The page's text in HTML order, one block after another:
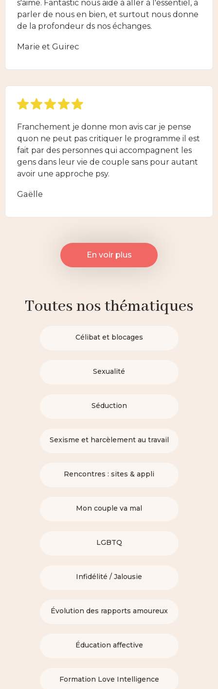
s'aime. Fantastic nous aide à aller à l'essentiel, à
parler de nous en bien, et surtout nous donne
de la profondeur ds nos échanges.
Marie et Guirec
Franchement je donne mon avis car je pense
quon ne peut pas critiquer le programme il est
fait par des personnes qui accompagnent les
gens dans leur vie de couple sans pour autant
avoir une approche psy.
Gaëlle
En voir plus
Toutes nos thématiques
Célibat et blocages
Sexualité
Séduction
Sexisme et harcèlement au travail
Rencontres : sites & appli
Mon couple va mal
LGBTQ
Infidélité / Jalousie
Évolution des rapports amoureux
Éducation affective
Formation Love Intelligence